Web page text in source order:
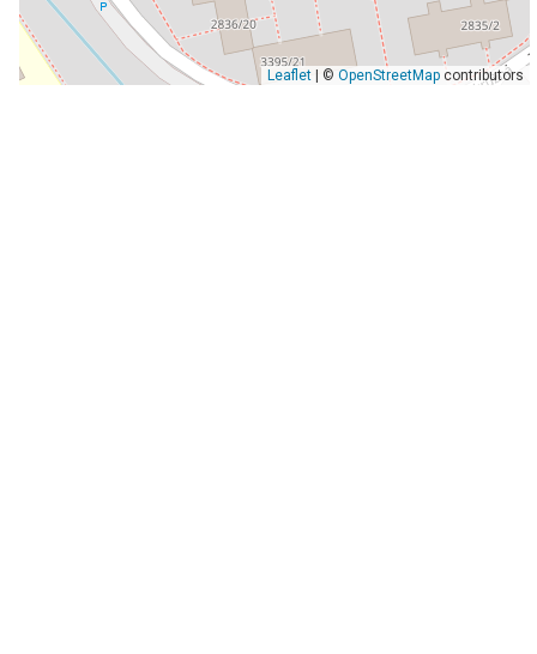
Leaflet| © OpenStreetMapcontributors